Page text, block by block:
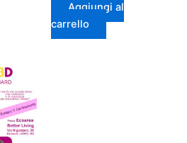
Aggiungi al
carrello